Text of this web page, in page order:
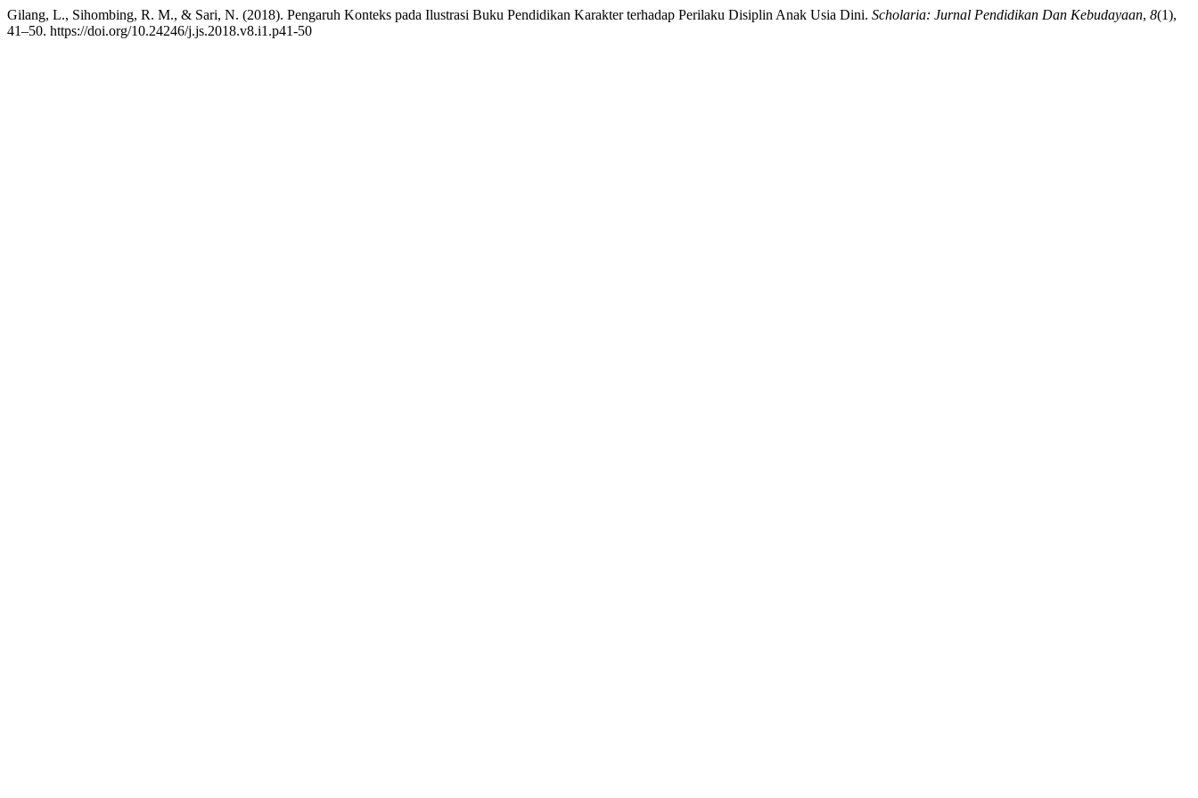
Gilang, L., Sihombing, R. M., & Sari, N. (2018). Pengaruh Konteks pada Ilustrasi Buku Pendidikan Karakter terhadap Perilaku Disiplin Anak Usia Dini. Scholaria: Jurnal Pendidikan Dan Kebudayaan, 8(1),
41–50. https://doi.org/10.24246/j.js.2018.v8.i1.p41-50